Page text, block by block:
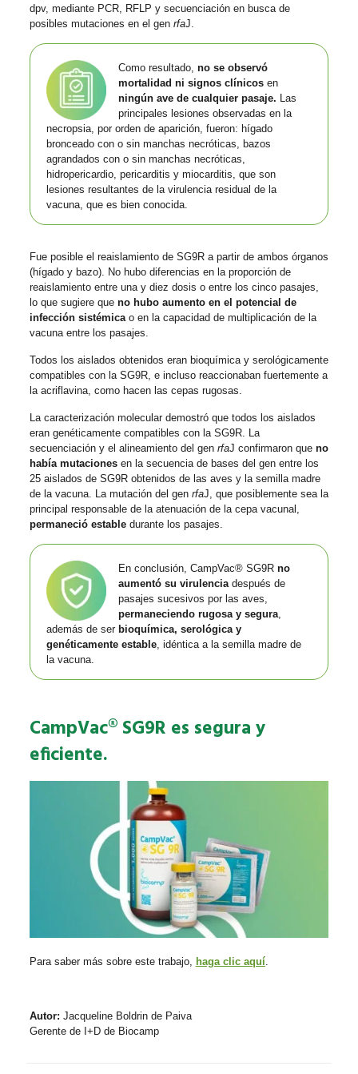
dpv, mediante PCR, RFLP y secuenciación en busca de
posibles mutaciones en el gen rfaJ.
Como resultado, no se observó
mortalidad ni signos clínicosen
ningún ave de cualquier pasaje. Las
principales lesiones observadas en la
necropsia, por orden de aparición, fueron: hígado
bronceado con o sin manchas necróticas, bazos
agrandados con o sin manchas necróticas,
hidropericardio, pericarditis y miocarditis, que son
lesiones resultantes de la virulencia residual de la
vacuna, que es bien conocida.
Fue posible el reaislamiento de SG9R a partir de ambos órganos
(hígado y bazo). No hubo diferencias en la proporción de
reaislamiento entre una y diez dosis o entre los cinco pasajes,
lo que sugiere que no hubo aumento en el potencial de
infección sistémicao en la capacidad de multiplicación de la
vacuna entre los pasajes.
Todos los aislados obtenidos eran bioquímica y serológicamente
compatibles con la SG9R, e incluso reaccionaban fuertemente a
la acriflavina, como hacen las cepas rugosas.
La caracterización molecular demostró que todos los aislados
eran genéticamente compatibles con la SG9R. La
secuenciación y el alineamiento del gen rfaJ confirmaron que no
había mutacionesen la secuencia de bases del gen entre los
25 aislados de SG9R obtenidos de las aves y la semilla madre
de la vacuna. La mutación del gen rfaJ, que posiblemente sea la
principal responsable de la atenuación de la cepa vacunal,
permaneció establedurante los pasajes.
En conclusión, CampVac® SG9R no
aumentó su virulenciadespués de
pasajes sucesivos por las aves,
permaneciendo rugosa y segura,
además de ser bioquímica, serológica y
genéticamente estable, idéntica a la semilla madre de
la vacuna.
CampVac® SG9R es segura y
eficiente.
Para saber más sobre este trabajo, haga clic aquí.
Autor: Jacqueline Boldrin de Paiva
Gerente de I+D de Biocamp